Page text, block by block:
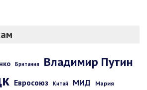
Британия Владимир Путин
Евросоюз Китай МИД Мария